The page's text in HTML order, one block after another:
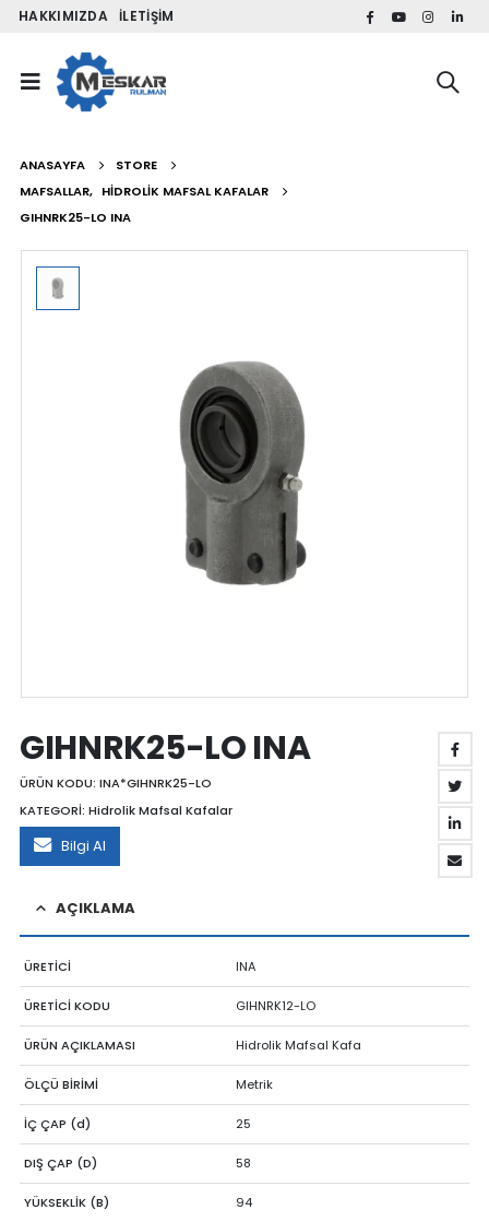
HAKKIMIZDA İLETIŞIM
ANASAYFA
STORE
MAFSALLAR, HIDROLIK MAFSAL KAFALAR
GIHNRK25-LO INA
GIHNRK25-LO INA
ÜRÜN KODU: INA*GIHNRK25-LO
KATEGORİ: Hidrolik Mafsal Kafalar
Bilgi Al
AÇIKLAMA
ÜRETİCİ INA
ÜRETİCİ KODU GIHNRK12-LO
ÜRÜN AÇIKLAMASI Hidrolik Mafsal Kafa
ÖLÇÜ BİRİMİ Metrik
İÇ ÇAP (d) 25
DIŞ ÇAP (D) 58
YÜKSEKLİK (B) 94